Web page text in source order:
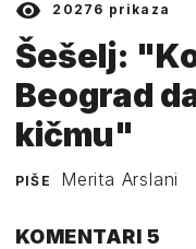
20276 prikaza
Šešelj:
Beograd
kičmu"
PIŠE Merita Arslani
KOMENTARI 5